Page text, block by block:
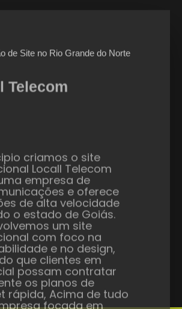
Locall Telecom
empresa de
de alta velocidade
possam contratar
os planos de
rápida, Acima de tudo
focada em
Internet para regiões
do estado de GO.